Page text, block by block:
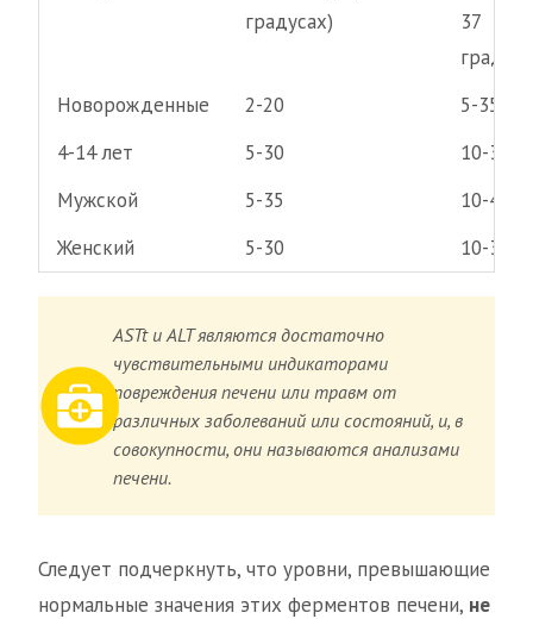
градусах)
37
Новорожденные
2-20
5-35
4-14 лет
5-30
10-35
Мужской
5-35
10-45
Женский
5-30 10-35
ASTt и ALT являются достаточно
чувствительными индикаторами
повреждения печени или травм от
различных заболеваний или состояний, и, в
совокупности, они называются анализами
печени.
Следует подчеркнуть, что уровни, превышающие
нормальные значения этих ферментов печени, не